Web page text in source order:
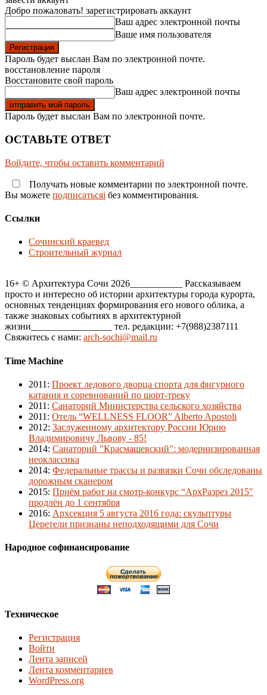
Добро пожаловать! зарегистрировать аккаунт
Ваш адрес электронной почты
Ваше имя пользователя
Пароль будет выслан Вам по электронной почте.
восстановление пароля
Восстановите свой пароль
Ваш адрес электронной почты
Пароль будет выслан Вам по электронной почте.
ОСТАВЬТЕ ОТВЕТ
Войдите, чтобы оставить комментарий
Получать новые комментарии по электронной почте.
Вы можете подписатьсяi без комментирования.
Ссылки
Сочинский краевед
Строительный журнал
16+ © Архитектура Сочи 2026___________ Рассказываем
просто и интересно об истории архитектуры города курорта,
основных тенденциях формирования его нового облика, а
также знаковых событиях в архитектурной
жизни_________________ тел. редакции: +7(988)2387111
Свяжитесь с нами: arch-sochi@mail.ru
Time Machine
2011 : Проект ледового дворца спорта для фигурного
катания и соревнований по шорт-треку
2011 : Санаторий Министерства сельского хозяйства
2011 : Отель “WELLNESS FLOOR” Alberto Apostoli
2012: Заслуженному архитектору России Юрию
Владимировичу Львову - 85!
2014: Санаторий "Красмашевский": модернизированная
неоклассика
2014: Федеральные трассы и развязки Сочи обследованы
дорожным сканером
2015: Приём работ на смотр-конкурс “АрхРазрез 2015″
продлён до 1 сентября
2016: Архсекция 5 августа 2016 года: скульптуры
Церетели признаны неподходящими для Сочи
Народное софинансирование
Техническое
Регистрация
Войти
Лента записей
Лента комментариев
WordPress.org